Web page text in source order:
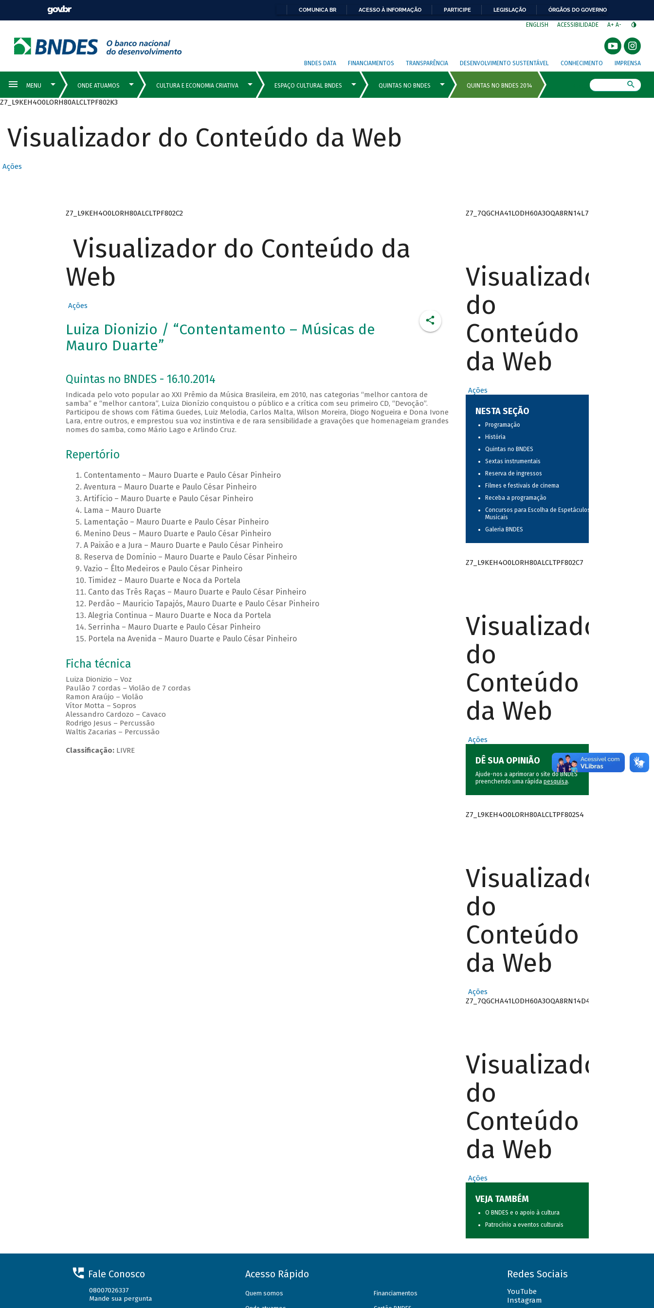
COMUNICA BR ACESSO À INFORMAÇÃO PARTICIPE LEGISLAÇÃO ÓRGÃOS DO GOVERNO
ENGLISH ACESSIBILIDADE A+ A-
BNDES DATA FINANCIAMENTOS TRANSPARÊNCIA DESENVOLVIMENTO SUSTENTÁVEL CONHECIMENTO IMPRENSA
Z7_L9KEH4O0LORH80ALCLTPF802K3
Visualizador do Conteúdo da Web
Ações
Z7_L9KEH4O0LORH80ALCLTPF802C2
Visualizador do Conteúdo da
Web
Ações
Luiza Dionizio / “Contentamento – Músicas de
Mauro Duarte”
Quintas no BNDES - 16.10.2014
Indicada pelo voto popular ao XXI Prêmio da Música Brasileira, em 2010, nas categorias “melhor cantora de
samba” e “melhor cantora”, Luiza Dionízio conquistou o público e a crítica com seu primeiro CD, “Devoção”.
Participou de shows com Fátima Guedes, Luiz Melodia, Carlos Malta, Wilson Moreira, Diogo Nogueira e Dona Ivone
Lara, entre outros, e emprestou sua voz instintiva e de rara sensibilidade a gravações que homenageiam grandes
nomes do samba, como Mário Lago e Arlindo Cruz.
Repertório
Contentamento – Mauro Duarte e Paulo César Pinheiro
Aventura – Mauro Duarte e Paulo César Pinheiro
Artifício – Mauro Duarte e Paulo César Pinheiro
Lama – Mauro Duarte
Lamentação – Mauro Duarte e Paulo César Pinheiro
Menino Deus – Mauro Duarte e Paulo César Pinheiro
A Paixão e a Jura – Mauro Duarte e Paulo César Pinheiro
Reserva de Domínio – Mauro Duarte e Paulo César Pinheiro
Vazio – Élto Medeiros e Paulo César Pinheiro
Timidez – Mauro Duarte e Noca da Portela
Canto das Três Raças – Mauro Duarte e Paulo César Pinheiro
Perdão – Mauricio Tapajós, Mauro Duarte e Paulo César Pinheiro
Alegria Continua – Mauro Duarte e Noca da Portela
Serrinha – Mauro Duarte e Paulo César Pinheiro
Portela na Avenida – Mauro Duarte e Paulo César Pinheiro
Ficha técnica
Luiza Dionizio – Voz
Paulão 7 cordas – Violão de 7 cordas
Ramon Araújo – Violão
Vítor Motta – Sopros
Alessandro Cardozo – Cavaco
Rodrigo Jesus – Percussão
Waltis Zacarias – Percussão
Classificação:LIVRE
Z7_7QGCHA41LODH60A3OQA8RN14L7
Visualizador
do
Conteúdo
da Web
Ações
NESTA SEÇÃO
Programação
História
Quintas no BNDES
Sextas instrumentais
Reserva de ingressos
Filmes e festivais de cinema
Receba a programação
Concursos para Escolha de Espetáculos
Musicais
Galeria BNDES
Z7_L9KEH4O0LORH80ALCLTPF802C7
Visualizador
do
Conteúdo
da Web
Ações
DÊ SUA OPINIÃO
Ajude-nos a aprimorar o site do BNDES
preenchendo uma rápida pesquisa.
Z7_L9KEH4O0LORH80ALCLTPF802S4
Visualizador
do
Conteúdo
da Web
Ações
Z7_7QGCHA41LODH60A3OQA8RN14D4
Visualizador
do
Conteúdo
da Web
Ações
VEJA TAMBÉM
O BNDES e o apoio à cultura
Patrocínio a eventos culturais
Fale Conosco
08007026337
Mande sua pergunta
Acesso Rápido
Quem somos Financiamentos
Redes Sociais
YouTube
Instagram